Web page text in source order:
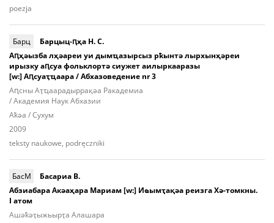
poezja
Барц
Барцыц-ԥҳа Н. С.
Аԥҳәызба лҳәареи уи дымҵазырсыз рҟынтә лырхынҳәреи
ирызку аԥсуа фольклортә сиужет аилыркааразы
[w:] Аԥсуаҭҵаара / Абхазоведение nr 3
Аԥcны Аҭ­ҵаа­ра­дыр­ра­қәа Ракадемиа
/ Академия Наук Абхазии
Aҟәа / Сухум
2009
teksty naukowe, podręczniki
БасМ
Басариа В.
Абзиабара Акәаҳара Мариам [w:] Иҩымҭақәа реизга Хә-томкны.
I атом
Ашә­ҟәҭы­жьыр­ҭа Алашара